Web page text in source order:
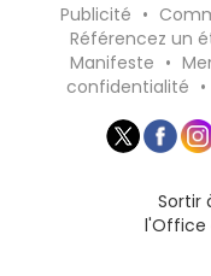
Publicité •
Référencez un
Manifeste •
confidentialité •
Sortir
l'Office